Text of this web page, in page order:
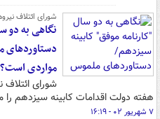
شورای ائتلاف
نگاهی به دو
مواردی است؟
شورای
هفته دولت اقدامات کابینه سیزدهم را
۷ شهریور ۰۲ - ۱۶:۱۹